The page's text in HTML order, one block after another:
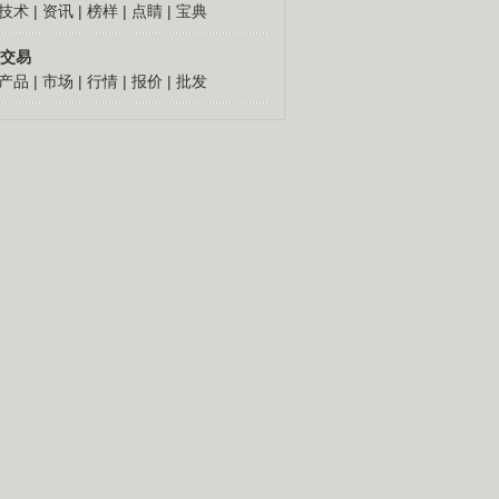
术 | 资讯 | 榜样 | 点睛 | 宝典
易
产品 | 市场 | 行情 | 报价 | 批发